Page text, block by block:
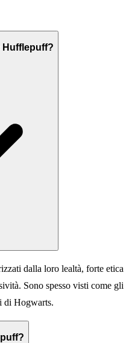
Hufflepuff?
dalla loro lealtà, forte etica
Sono spesso visti come gli
di Hogwarts.